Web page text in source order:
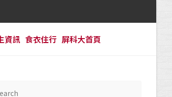
資訊 食衣住行 屏科大首頁